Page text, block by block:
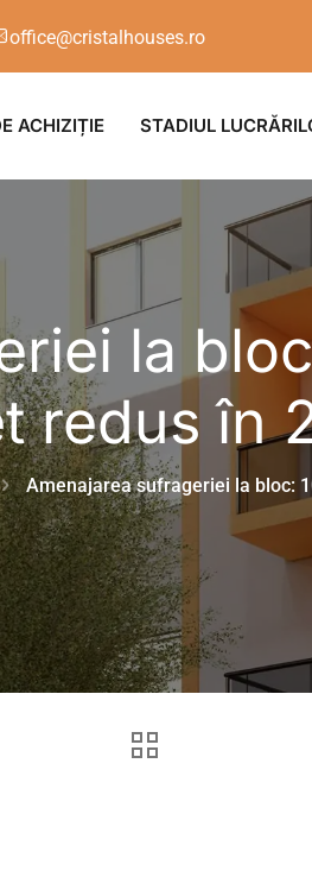
office@cristalhouses.ro
ACHIZIȚIE STADIUL
la
redus în
Amenajarea sufrageriei la bloc: